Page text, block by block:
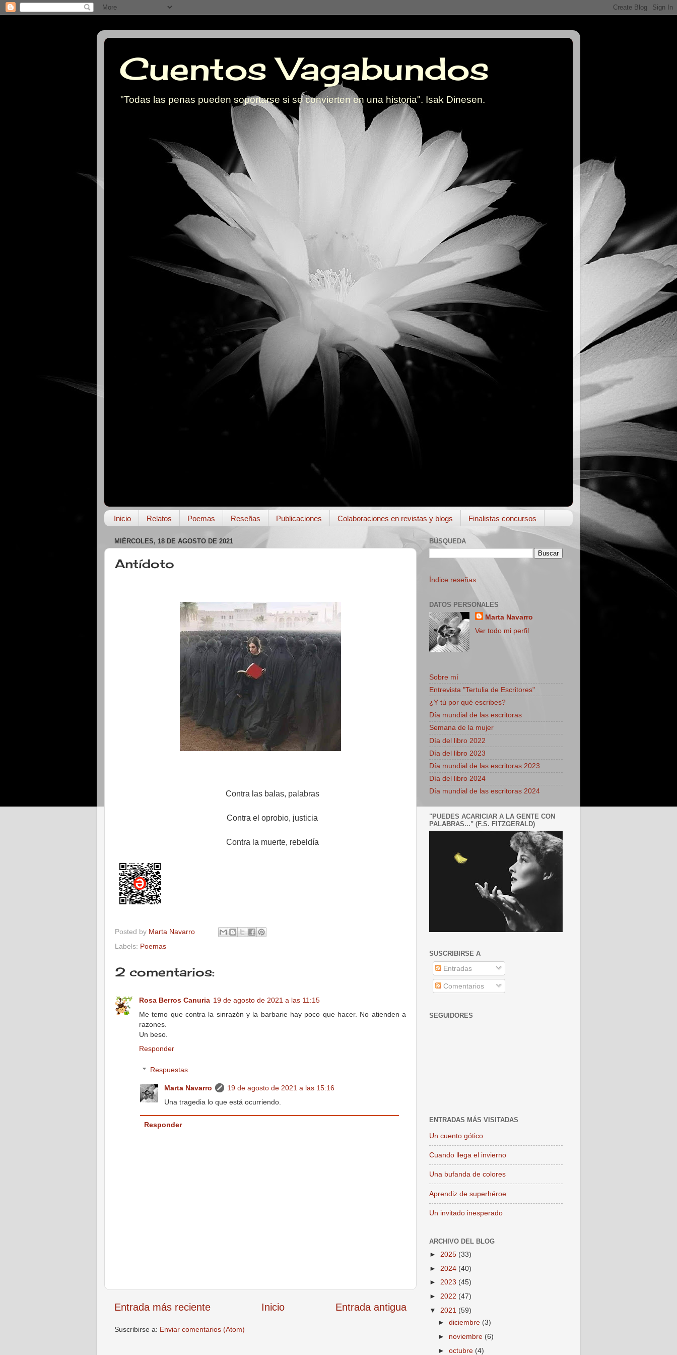
Cuentos Vagabundos
"Todas las penas pueden soportarse si se convierten en una historia". Isak Dinesen.
Inicio Relatos Poemas Reseñas Publicaciones Colaboraciones en revistas y blogs Finalistas concursos
MIÉRCOLES, 18 DE AGOSTO DE 2021
Antídoto
Contra las balas, palabras
Contra el oprobio, justicia
Contra la muerte, rebeldía
Posted by Marta Navarro
Labels: Poemas
2 comentarios:
Rosa Berros Canuria 19 de agosto de 2021 a las 11:15
Me temo que contra la sinrazón y la barbarie hay poco que hacer. No atienden a
razones.
Un beso.
Responder
Respuestas
Marta Navarro
19 de agosto de 2021 a las 15:16
Una tragedia lo que está ocurriendo.
Responder
Entrada más reciente Entrada antigua
Inicio
Suscribirse a: Enviar comentarios (Atom)
BÚSQUEDA
Índice reseñas
DATOS PERSONALES
Marta Navarro
Ver todo mi perfil
Sobre mí
Entrevista "Tertulia de Escritores"
¿Y tú por qué escribes?
Día mundial de las escritoras
Semana de la mujer
Día del libro 2022
Día del libro 2023
Día mundial de las escritoras 2023
Día del libro 2024
Día mundial de las escritoras 2024
"PUEDES ACARICIAR A LA GENTE CON
PALABRAS..." (F.S. FITZGERALD)
SUSCRIBIRSE A
Entradas
Comentarios
SEGUIDORES
ENTRADAS MÁS VISITADAS
Un cuento gótico
Cuando llega el invierno
Una bufanda de colores
Aprendiz de superhéroe
Un invitado inesperado
ARCHIVO DEL BLOG
► 2025 (33)
► 2024 (40)
► 2023 (45)
► 2022 (47)
▼ 2021 (59)
►diciembre (3)
► noviembre (6)
►octubre (4)